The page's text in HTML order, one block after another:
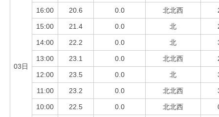
03日
16:00 20.6 0.0 北北西
15:00 21.4 0.0 北
14:00 22.2 0.0 北
13:00 23.1 0.0 北北西
12:00 23.5 0.0 北
11:00 23.2 0.0 北北西
10:00 22.5 0.0 北北西